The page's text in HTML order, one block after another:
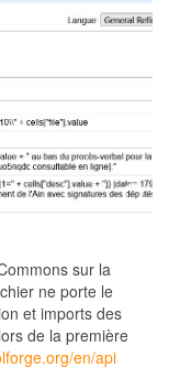
sur la
ne porte le
et imports des
de la première
en/api